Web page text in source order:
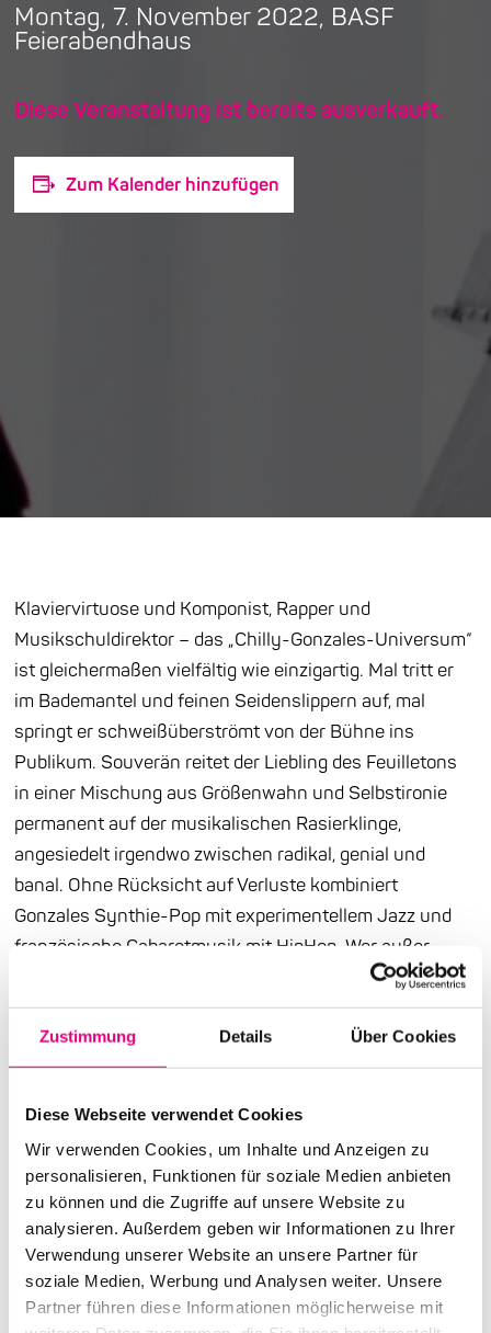
Zustimmung Details Über Cookies
Diese Webseite verwendet Cookies
Wir verwenden Cookies, um Inhalte und Anzeigen zu
personalisieren, Funktionen für soziale Medien anbieten
zu können und die Zugriffe auf unsere Website zu
analysieren. Außerdem geben wir Informationen zu Ihrer
Verwendung unserer Website an unsere Partner für
soziale Medien, Werbung und Analysen weiter. Unsere
Partner führen diese Informationen möglicherweise mit
Montag, 7. November 2022, BASF
Feierabendhaus
Diese Veranstaltung ist bereits ausverkauft.
Zum Kalender hinzufügen
Klaviervirtuose und Komponist, Rapper und
Musikschuldirektor – das „Chilly-Gonzales-Universum“
ist gleichermaßen vielfältig wie einzigartig. Mal tritt er
im Bademantel und feinen Seidenslippern auf, mal
springt er schweißüberströmt von der Bühne ins
Publikum. Souverän reitet der Liebling des Feuilletons
in einer Mischung aus Größenwahn und Selbstironie
permanent auf der musikalischen Rasierklinge,
angesiedelt irgendwo zwischen radikal, genial und
banal. Ohne Rücksicht auf Verluste kombiniert
Gonzales Synthie-Pop mit experimentellem Jazz und
französische Cabaretmusik mit HipHop. Wer außer
„Gonzo“, wie ihn eingefleischte Fans nennen, könnte
innerhalb eines Konzerts den Spagat zwischen Keith
Jarrett und Richard Clayderman vollziehen und dabei
auch noch glaubwürdig erscheinen? Neben dem
etwas Poetisches und Tiefe. Vor allem aber ist Jason
Charles Beck, wie der gebürtige Kanadier und Wahl-
Kölner mit bürgerlichem Namen heißt, ein begnadeter
Entertainer. „In meinem Kopf bin ich ein Popkünstler“,
sagte das Multitalent kürzlich in einem Interview. „Denn
ich bin sehr am Publikum orientiert. Kommunikation mit